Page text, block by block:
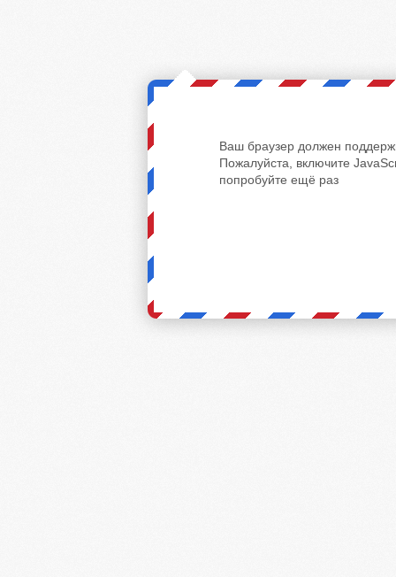
Ваш браузер должен
Пожалуйста, включите
попробуйте ещё раз